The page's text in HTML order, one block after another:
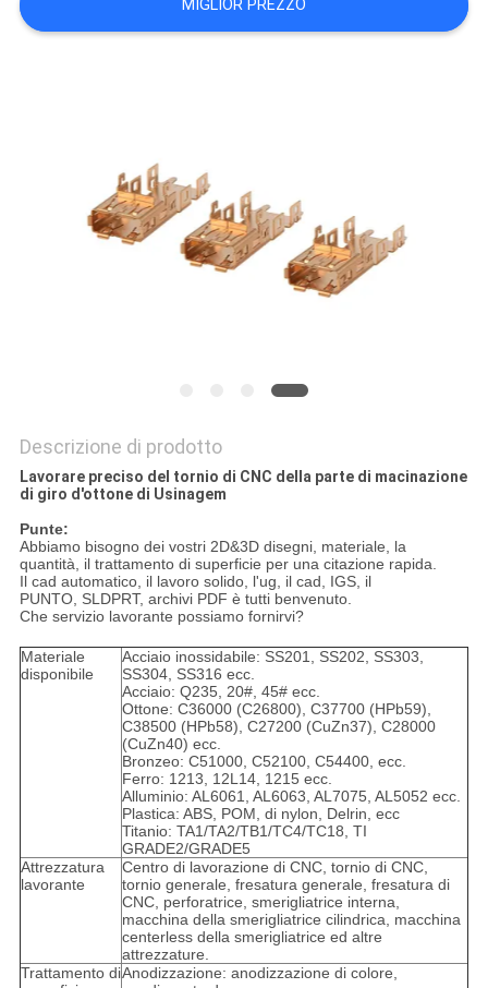
DEL
PRIVACY
MIGLIOR PREZZO
Descrizione di prodotto
Lavorare preciso del tornio di CNC della parte di macinazione
di giro d'ottone di Usinagem
Punte:
Abbiamo bisogno dei vostri 2D&3D disegni, materiale, la
quantità, il trattamento di superficie per una citazione rapida.
Il cad automatico, il lavoro solido, l'ug, il cad, IGS, il
PUNTO, SLDPRT, archivi PDF è tutti benvenuto.
Che servizio lavorante possiamo fornirvi?
Materiale
disponibile
Acciaio inossidabile: SS201, SS202, SS303,
SS304, SS316 ecc.
Acciaio: Q235, 20#, 45# ecc.
Ottone: C36000 (C26800), C37700 (HPb59),
C38500 (HPb58), C27200 (CuZn37), C28000
(CuZn40) ecc.
Bronzeo: C51000, C52100, C54400, ecc.
Ferro: 1213, 12L14, 1215 ecc.
Alluminio: AL6061, AL6063, AL7075, AL5052 ecc.
Plastica: ABS, POM, di nylon, Delrin, ecc
Titanio: TA1/TA2/TB1/TC4/TC18, TI
GRADE2/GRADE5
Attrezzatura
lavorante
Centro di lavorazione di CNC, tornio di CNC,
tornio generale, fresatura generale, fresatura di
CNC, perforatrice, smerigliatrice interna,
macchina della smerigliatrice cilindrica, macchina
centerless della smerigliatrice ed altre
attrezzature.
Trattamento diAnodizzazione: anodizzazione di colore,